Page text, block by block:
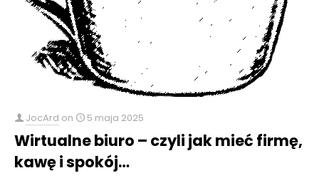
JocArd on 5 maja 2025
Wirtualne biuro – czyli jak mieć firmę,
kawę i spokój…